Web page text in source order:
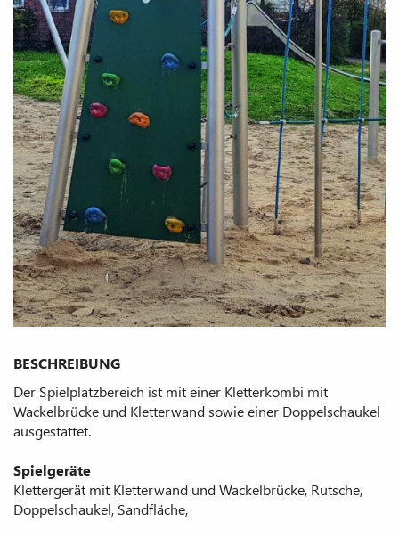
BESCHREIBUNG
Der Spielplatzbereich ist mit einer Kletterkombi mit
Wackelbrücke und Kletterwand sowie einer Doppelschaukel
ausgestattet.
Spielgeräte
Klettergerät mit Kletterwand und Wackelbrücke, Rutsche,
Doppelschaukel, Sandfläche,